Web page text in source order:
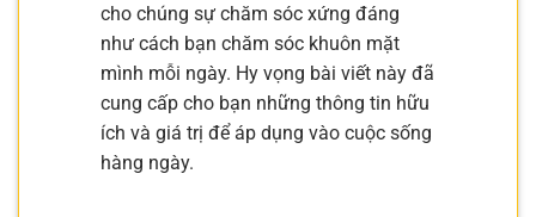
cho chúng sự chăm sóc xứng đáng
như cách bạn chăm sóc khuôn mặt
mình mỗi ngày. Hy vọng bài viết này đã
cung cấp cho bạn những thông tin hữu
ích và giá trị để áp dụng vào cuộc sống
hàng ngày.